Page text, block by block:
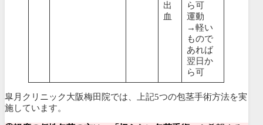
出
血
ら可
運動
→軽い
もので
あれば
翌日か
ら可
皐月クリニック大阪梅田院では、上記5つの包茎手術方法を実
施しています。